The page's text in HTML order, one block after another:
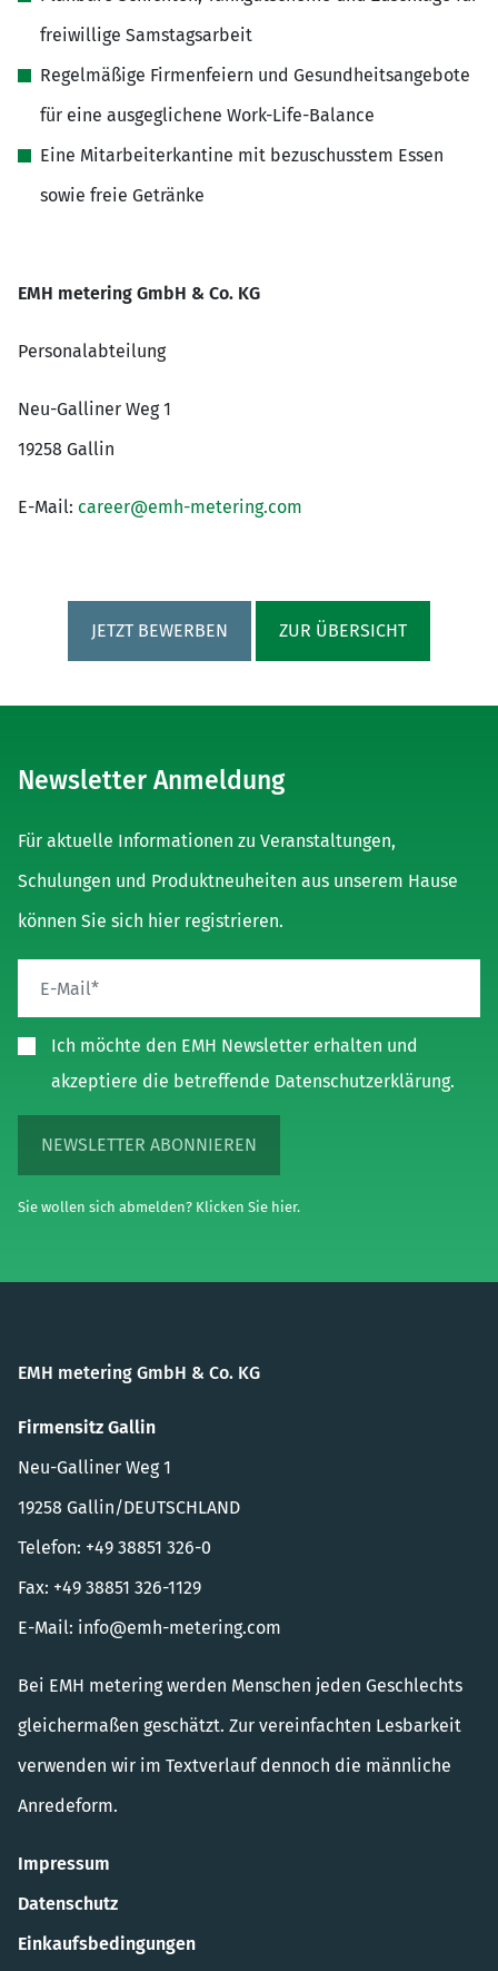
freiwillige Samstagsarbeit
Regelmäßige Firmenfeiern und Gesundheitsangebote
für eine ausgeglichene Work-Life-Balance
Eine Mitarbeiterkantine mit bezuschusstem Essen
sowie freie Getränke
EMH metering GmbH & Co. KG
Personalabteilung
Neu-Galliner Weg 1
19258 Gallin
E-Mail: career@emh-metering.com
JETZT BEWERBEN ZUR ÜBERSICHT
Newsletter Anmeldung
Für aktuelle Informationen zu Veranstaltungen,
Schulungen und Produktneuheiten aus unserem Hause
können Sie sich hier registrieren.
Ich möchte den EMH Newsletter erhalten und
akzeptiere die betreffende Datenschutzerklärung.
NEWSLETTER ABONNIEREN
Sie wollen sich abmelden? Klicken Sie hier.
EMH metering GmbH & Co. KG
Firmensitz Gallin
Neu-Galliner Weg 1
19258 Gallin/DEUTSCHLAND
Telefon: +49 38851 326-0
Fax: +49 38851 326-1129
E-Mail: info@emh-metering.com
Bei EMH metering werden Menschen jeden Geschlechts
gleichermaßen geschätzt. Zur vereinfachten Lesbarkeit
verwenden wir im Textverlauf dennoch die männliche
Anredeform.
Impressum
Datenschutz
Einkaufsbedingungen